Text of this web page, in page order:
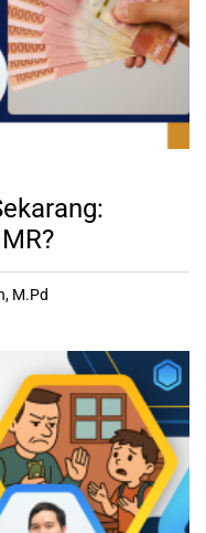
M.Pd